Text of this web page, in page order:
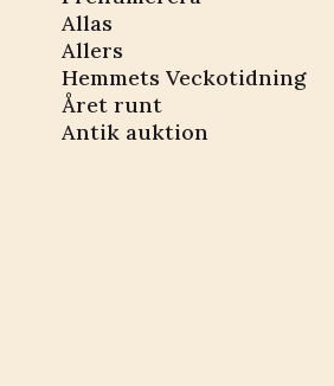
Allas
Allers
Hemmets Veckotidning
Året runt
Antik auktion